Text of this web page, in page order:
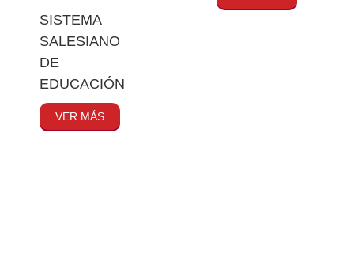
SISTEMA
SALESIANO
DE
EDUCACIÓN
VER MÁS